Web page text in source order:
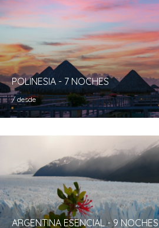
POLINESIA - 7 NOCHES
/ desde
ARGENTINA ESENCIAL - 9 NOCHES